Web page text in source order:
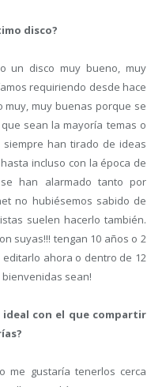
disco?
un disco muy bueno, muy
requiriendo desde hace
muy, muy buenas porque se
sean la mayoría temas o
han tirado de ideas
incluso con la época de
han alarmado tanto por
no hubiésemos sabido de
suelen hacerlo también.
suyas!!! tengan 10 años o 2
editarlo ahora o dentro de 12
sean!
con el que compartir
me gustaría tenerlos cerca